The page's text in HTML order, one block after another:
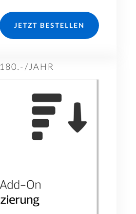
JETZT BESTELLEN
180.-/JAHR